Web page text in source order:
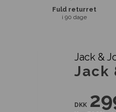
Fuld returret
i 90 dage
Jack &
Jack
DKK